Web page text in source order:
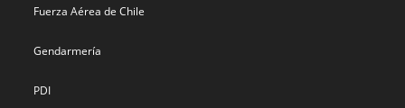
Fuerza Aérea de Chile
Gendarmería
PDI